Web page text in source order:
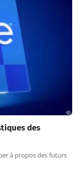
des
à propos des futurs